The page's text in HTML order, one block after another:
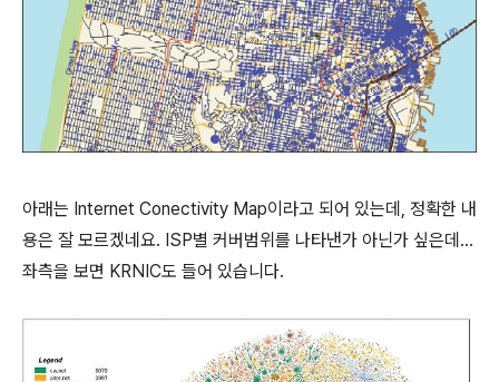
아래는 Internet Conectivity Map이라고 되어 있는데, 정확한 내
용은 잘 모르겠네요. ISP별 커버범위를 나타낸가 아닌가 싶은데...
좌측을 보면 KRNIC도 들어 있습니다.